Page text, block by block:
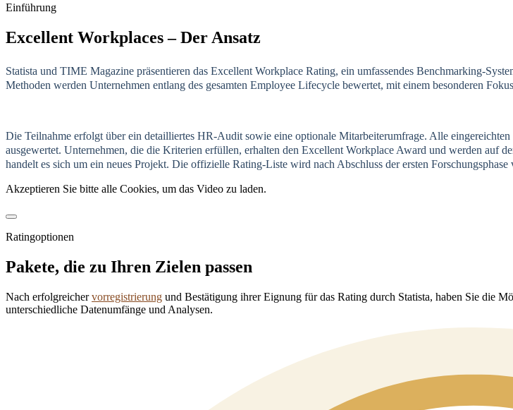
Einführung
Excellent Workplaces – Der Ansatz
Statista und TIME Magazine präsentieren das Excellent Workplace Rating, ein umfassendes Benchmarking-
Methoden werden Unternehmen entlang des gesamten Employee Lifecycle bewertet, mit einem besonderen
Die Teilnahme erfolgt über ein detailliertes HR-Audit sowie eine optionale Mitarbeiterumfrage. Alle
ausgewertet. Unternehmen, die die Kriterien erfüllen, erhalten den Excellent Workplace Award und werden
handelt es sich um ein neues Projekt. Die offizielle Rating-Liste wird nach Abschluss der ersten
Akzeptieren Sie bitte alle Cookies, um das Video zu laden.
Ratingoptionen
Pakete, die zu Ihren Zielen passen
Nach erfolgreichervorregistrierung und Bestätigung ihrer Eignung für das Rating durch Statista, haben Sie die
unterschiedliche Datenumfänge und Analysen.